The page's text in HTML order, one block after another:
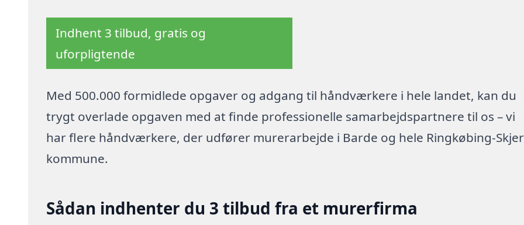
Indhent 3 tilbud, gratis og
uforpligtende
Med 500.000 formidlede opgaver og adgang til håndværkere i hele landet, kan du
trygt overlade opgaven med at finde professionelle samarbejdspartnere til os – vi
har flere håndværkere, der udfører murerarbejde i Barde og hele Ringkøbing-
kommune.
Sådan indhenter du 3 tilbud fra et murerfirma